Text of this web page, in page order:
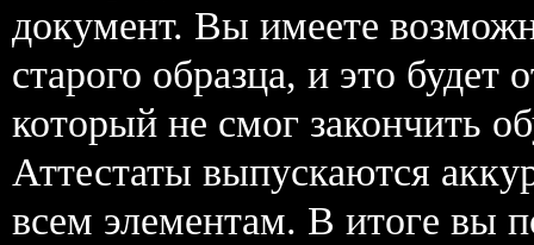
документ. Вы имеете
старого образца, и это
который не смог закончить
Аттестаты выпускаются
всем элементам. В итоге вы